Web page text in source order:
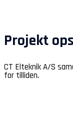
Projekt
CT Elteknik A/S
for tilliden.